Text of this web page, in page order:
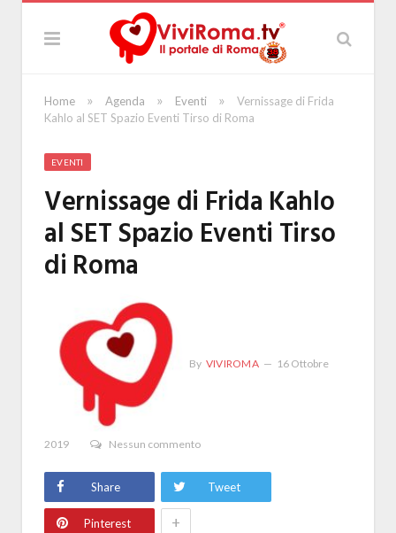
Home » Agenda » Eventi »
Vernissage di Frida
Kahlo al SET Spazio Eventi Tirso di Roma
EVENTI
Vernissage di Frida Kahlo
al SET Spazio Eventi Tirso
di Roma
By VIVIROMA 16 Ottobre
2019 Nessun commento
Share Tweet
Pinterest +